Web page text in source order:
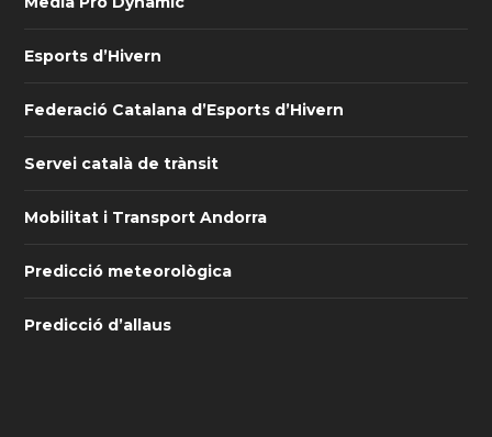
Esports d’Hivern
Federació Catalana d’Esports d’Hivern
Servei català de trànsit
Mobilitat i Transport Andorra
Predicció meteorològica
Predicció d’allaus